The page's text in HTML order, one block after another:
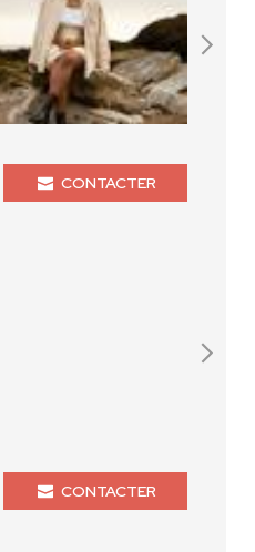
CONTACTER
CONTACTER